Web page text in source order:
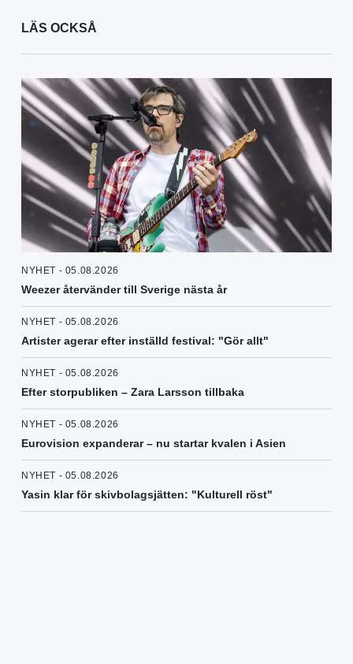
LÄS OCKSÅ
NYHET - 05.08.2026
Weezer återvänder till Sverige nästa år
NYHET - 05.08.2026
Artister agerar efter inställd festival: "Gör allt"
NYHET - 05.08.2026
Efter storpubliken – Zara Larsson tillbaka
NYHET - 05.08.2026
Eurovision expanderar – nu startar kvalen i Asien
NYHET - 05.08.2026
Yasin klar för skivbolagsjätten: "Kulturell röst"